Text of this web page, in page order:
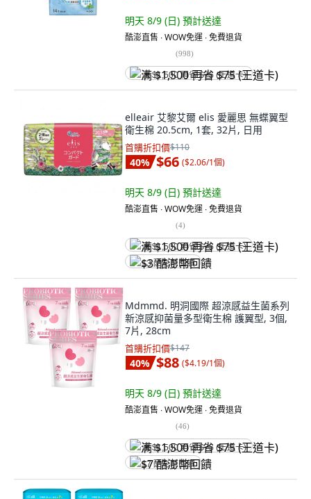
明天 8/9 (日) 預計送達
酷澎直售 ∙ WOW免運 ∙ 免費退貨
(998)
满 $1,500 再省 $75 (王道卡)
elleair 艾黎艾爾 elis 愛麗思 無蝶翼型
衛生棉 20.5cm, 1套, 32片, 日用
首購折扣價$110
40% $66 ($2.06/1個)
明天 8/9 (日) 預計送達
酷澎直售 ∙ WOW免運 ∙ 免費退貨
(4)
满 $1,500 再省 $75 (王道卡)
$3 酷澎幣回饋
Mdmmd. 明洞國際 超涼感益生菌系列
新涼感抑菌量多型衛生棉 護翼型, 3個,
7片, 28cm
首購折扣價$147
40% $88 ($4.19/1個)
明天 8/9 (日) 預計送達
酷澎直售 ∙ WOW免運 ∙ 免費退貨
(46)
满 $1,500 再省 $75 (王道卡)
$7 酷澎幣回饋